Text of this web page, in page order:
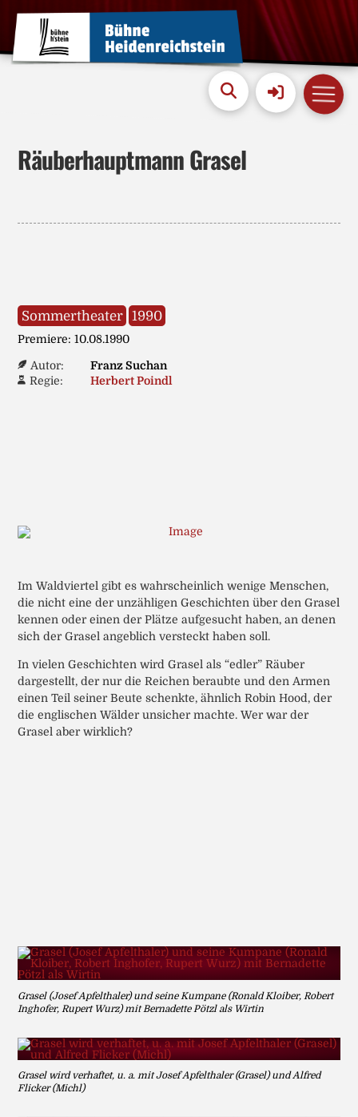
Räuberhauptmann Grasel
Sommertheater 1990
Premiere: 10.08.1990
Autor:
Franz Suchan
Regie:
Herbert Poindl
Im Waldviertel gibt es wahrscheinlich wenige Menschen,
die nicht eine der unzähligen Geschichten über den Grasel
kennen oder einen der Plätze aufgesucht haben, an denen
sich der Grasel angeblich versteckt haben soll.
In vielen Geschichten wird Grasel als “edler” Räuber
dargestellt, der nur die Reichen beraubte und den Armen
einen Teil seiner Beute schenkte, ähnlich Robin Hood, der
die englischen Wälder unsicher machte. Wer war der
Grasel aber wirklich?
Grasel (Josef Apfelthaler) und seine Kumpane (Ronald Kloiber, Robert
Inghofer, Rupert Wurz) mit Bernadette Pötzl als Wirtin
Grasel wird verhaftet, u. a. mit Josef Apfelthaler (Grasel) und Alfred
Flicker (Michl)